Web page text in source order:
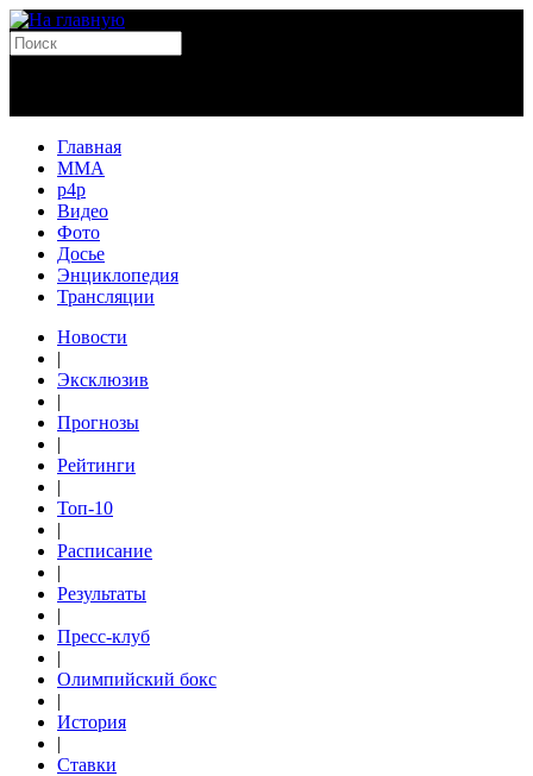
Главная
MMA
p4p
Видео
Фото
Досье
Энциклопедия
Трансляции
Новости
|
Эксклюзив
|
Прогнозы
|
Рейтинги
|
Топ-10
|
Расписание
|
Результаты
|
Пресс-клуб
|
Олимпийский бокс
|
История
|
Ставки